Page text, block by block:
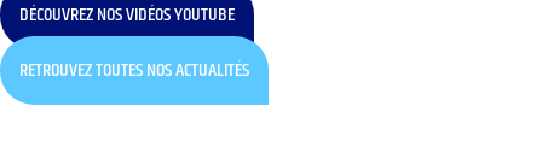
DÉCOUVREZ NOS VIDÉOS YOUTUBE
RETROUVEZ TOUTES NOS ACTUALITÉS